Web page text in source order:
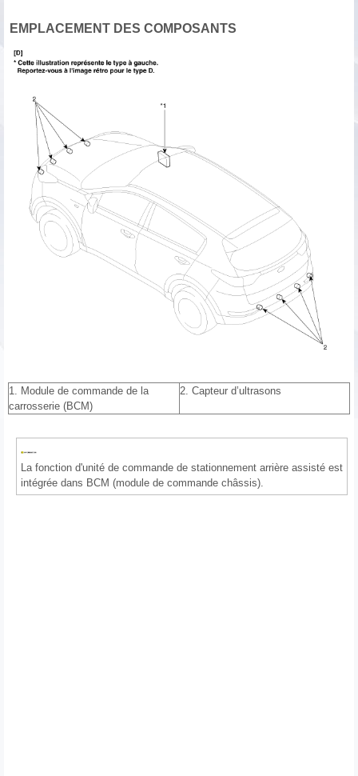
EMPLACEMENT DES COMPOSANTS
1. Module de commande de la
carrosserie (BCM)
2. Capteur d’ultrasons
La fonction d'unité de commande de stationnement arrière assisté est
intégrée dans BCM (module de commande châssis).